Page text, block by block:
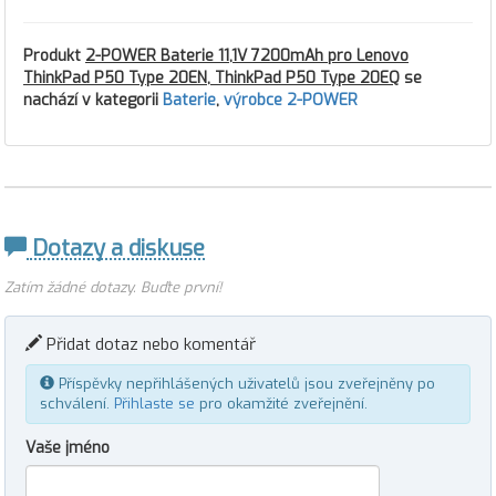
Produkt 2-POWER Baterie 11,1V 7200mAh pro Lenovo
ThinkPad P50 Type 20EN, ThinkPad P50 Type 20EQ se
nachází v kategorii Baterie, výrobce 2-POWER
Dotazy a diskuse
Zatím žádné dotazy. Buďte první!
Přidat dotaz nebo komentář
Příspěvky nepřihlášených uživatelů jsou zveřejněny po
schválení. Přihlaste se pro okamžité zveřejnění.
Vaše jméno